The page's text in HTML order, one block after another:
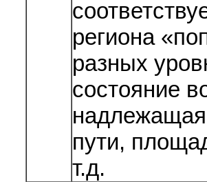
региона
разных
состояние
надлежащая
пути,
т.д.